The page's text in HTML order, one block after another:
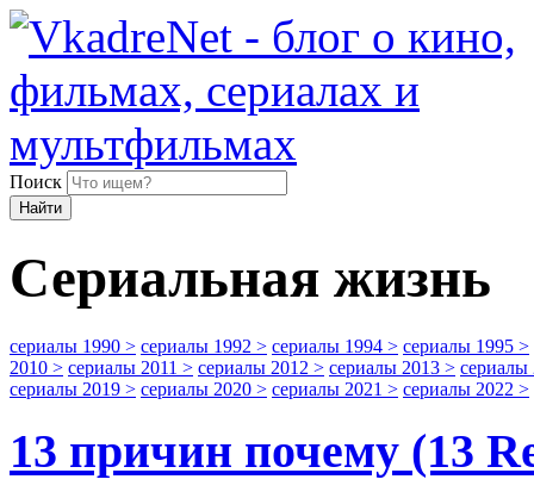
Поиск
Найти
Сериальная жизнь
сериалы 1990 > сериалы 1992 > сериалы 1994 > сериалы 1995 >
2010 > сериалы 2011 > сериалы 2012 > сериалы 2013 >
сериалы 2019 > сериалы 2020 > сериалы 2021 > сериалы 2022 >
13 причин почему (13